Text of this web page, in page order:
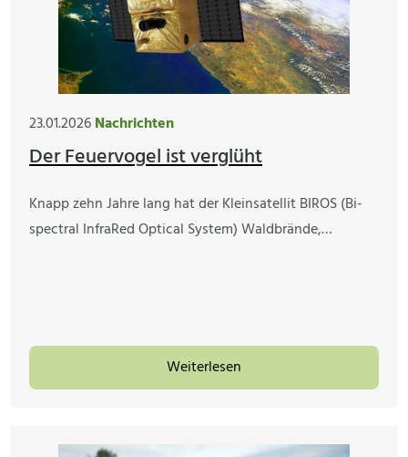
23.01.2026Nachrichten
Der Feuervogel ist verglüht
Knapp zehn Jahre lang hat der Kleinsatellit BIROS (Bi-
spectral InfraRed Optical System) Waldbrände,…
Weiterlesen